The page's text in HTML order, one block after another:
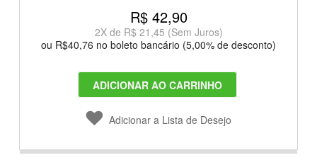
R$ 42,90
2X de R$ 21,45 (Sem Juros)
ou R$40,76 no boleto bancário (5,00% de desconto)
ADICIONAR AO CARRINHO
Adicionar a Lista de Desejo